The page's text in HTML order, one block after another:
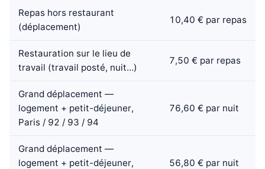
Repas hors restaurant
(déplacement)
10,40 € par repas
Restauration sur le lieu de
travail (travail posté, nuit…)
7,50 € par repas
Grand déplacement —
logement + petit-déjeuner,
Paris / 92 / 93 / 94
76,60 € par nuit
Grand déplacement —
logement + petit-déjeuner,
56,80 € par nuit